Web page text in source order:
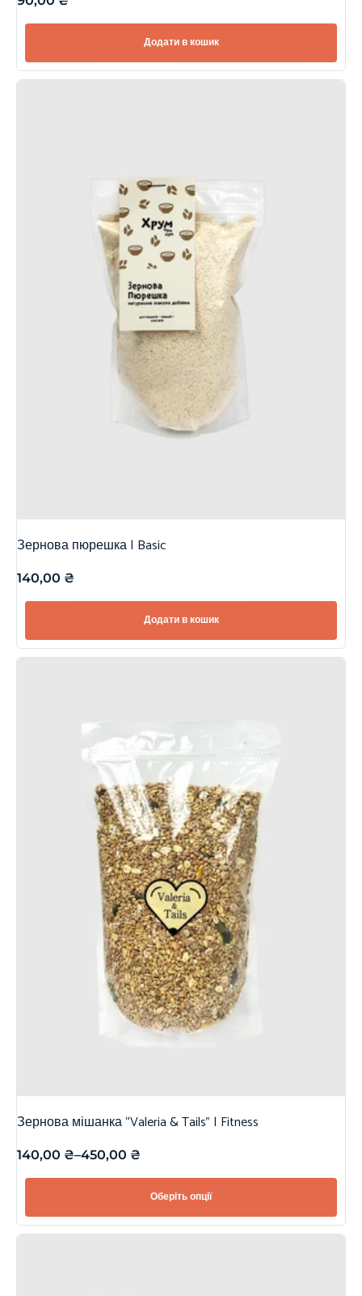
Додати в кошик
Зернова пюрешка | Basic
140,00 ₴
Додати в кошик
Зернова мішанка “Valeria & Tails” | Fitness
140,00 ₴–450,00 ₴
Оберіть опції